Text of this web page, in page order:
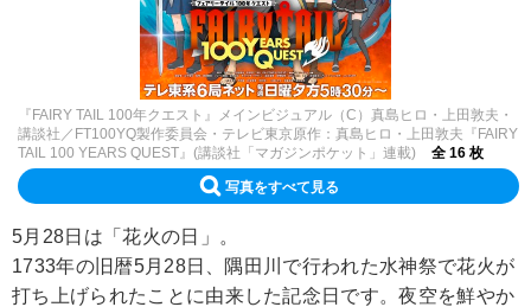
『FAIRY TAIL 100年クエスト』メインビジュアル（C）真島ヒロ・上田敦夫・
講談社／FT100YQ製作委員会・テレビ東京原作：真島ヒロ・上田敦夫『FAIRY
TAIL 100 YEARS QUEST』(講談社「マガジンポケット」連載)
全 16 枚
写真をすべて見る
5月28日は「花火の日」。
1733年の旧暦5月28日、隅田川で行われた水神祭で花火が
打ち上げられたことに由来した記念日です。夜空を鮮やか